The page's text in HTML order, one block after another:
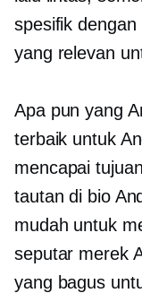
spesifik
yang relevan
Apa pun yang
terbaik untuk
mencapai
tautan di bio
mudah untuk
seputar merek
yang bagus